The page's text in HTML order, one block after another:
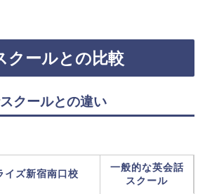
クールとの比較
クールとの違い
イズ新宿南口校
一般的な英会話
スクール